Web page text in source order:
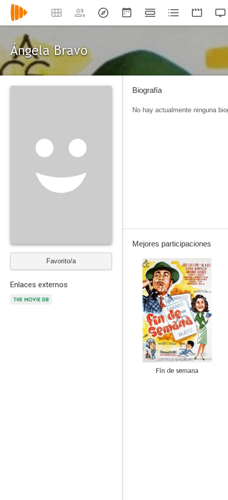
Ángela Bravo
Favorito/a
Enlaces externos
Biografía
No hay actualmente ninguna
Mejores participaciones
8.0
Fin de semana